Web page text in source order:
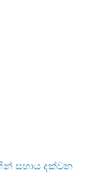
සහාය දක්වන